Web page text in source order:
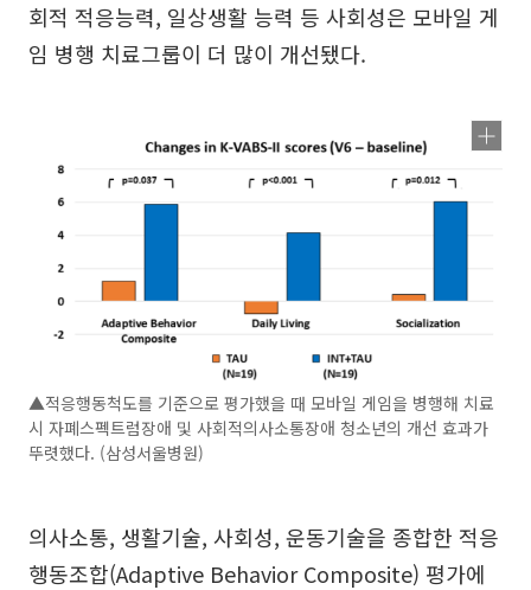
회적 적응능력, 일상생활 능력 등 사회성은 모바일 게
임 병행 치료그룹이 더 많이 개선됐다.
▲적응행동척도를 기준으로 평가했을 때 모바일 게임을 병행해 치료
시 자폐스펙트럼장애 및 사회적의사소통장애 청소년의 개선 효과가
뚜렷했다. (삼성서울병원)
의사소통, 생활기술, 사회성, 운동기술을 종합한 적응
행동조합(Adaptive Behavior Composite) 평가에